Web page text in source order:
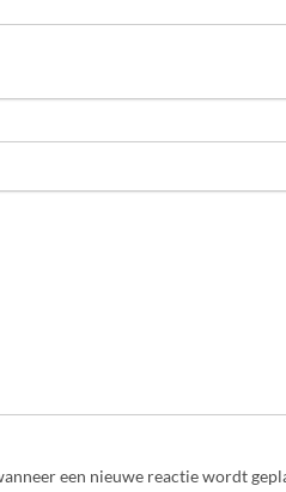
een nieuwe reactie wordt